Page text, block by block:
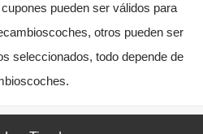
pueden ser válidos para
otros pueden ser
seleccionados, todo depende de